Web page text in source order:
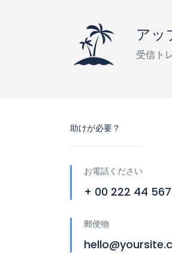
アッ
受信ト
助けが必要？
お電話ください
+ 00 222 44
郵便物